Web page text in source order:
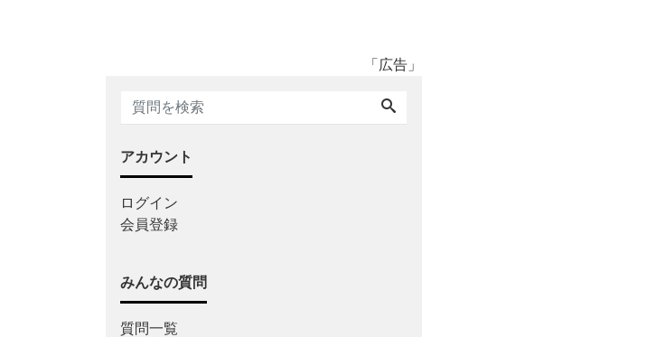
「広告」
アカウント
ログイン
会員登録
みんなの質問
質問一覧